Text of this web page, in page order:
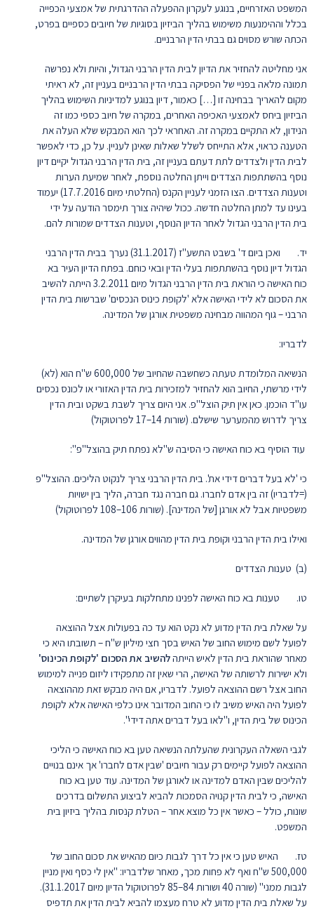
המשפט האזרחיים, בנוגע לעקרון ההפעלה ההדרגתית של אמצעי הכפייה
בכלל וההימנעות משימוש בהליך הביזיון בסוגיות של חיובים כספיים בפרט,
הכתה שורש מסוים גם בבתי הדין הרבניים.
אני מחליטה להחזיר את הדיון לבית הדין הרבני הגדול, והיות ולא נפרשה
תמונה מלאה בפניי של הפסיקה בבתי הדין הרבניים בעניין זה, לא ראיתי
מקום להאריך בבחינה זו […] כאמור, דיון בנוגע למדיניות השימוש בהליך
הביזיון ביחס לאמצעי האכיפה האחרים, במקרה של חיוב כספי כמו זה
הנידון, לא התקיים במקרה זה. האחראי לכך הוא המבקש שלא העלה את
הטענה כראוי, אלא התייחס לשלל שאלות שאינן לעניין. על כן, כדי לאפשר
לבית הדין ולצדדים לתת דעתם בעניין זה, בית הדין הרבני הגדול יקיים דיון
נוסף בהשתתפות הצדדים וייתן החלטה נוספת, לאחר שמיעת הערות
וטענות הצדדים. הצו הזמני לעניין הקנס (החלטתי מיום 17.7.2016) יעמוד
בעינו עד למתן החלטה חדשה. ככול שיהיה צורך תימסר הודעה על ידי
בית הדין הרבני הגדול לאחר הדיון הנוסף, וטענות הצדדים שמורות להם.
יד. ואכן ביום ד' בשבט התשע"ז (31.1.2017) נערך בבית הדין הרבני
הגדול דיון נוסף בהשתתפות בעלי הדין ובאי כוחם. בפתח הדיון העיר בא
כוח האישה כי הוראת בית הדין הרבני הגדול מיום 3.2.2011 הייתה להשיב
את הסכום לא לידי האישה אלא 'לקופת כינוס הנכסים' שברשות בית הדין
הרבני – גוף המהווה מבחינה משפטית אורגן של המדינה.
לדבריו:
הנשיאה המלומדת טעתה כשחשבה שהחיוב של 600,000 ש"ח הוא (לא)
לידי מרשתי, החיוב הוא להחזיר למזכירות בית הדין האזורי או לכונס נכסים
עו"ד הוכמן. כאן אין תיק הוצל"פ. אני היום צריך לשבת בשקט ובית הדין
צריך לדרוש מהמערער שישלם. (שורות 14–17 לפרוטוקול)
עוד הוסיף בא כוח האישה כי הסיבה ש"לא נפתח תיק בהוצל"פ":
כי 'לא בעל דברים דידי את'. בית הדין הרבני צריך לנקוט הליכים. ההוצל"פ
(=לדבריו) זה בין אדם לחברו. גם חברה נגד חברה, הליך בין ישויות
משפטיות אבל לא אורגן [של המדינה]. (שורות 106–108 לפרוטוקול)
ואילו בית הדין הרבני וקופת בית הדין מהווים אורגן של המדינה.
(ב) טענות הצדדים
טו. טענות בא כוח האישה לפנינו מתחלקות בעיקרן לשתיים:
על שאלת בית הדין מדוע לא נקט הוא עד כה בפעולות אצל ההוצאה
לפועל לשם מימוש החוב של האיש בסך חצי מיליון ש"ח – תשובתו היא כי
מאחר שהוראת בית הדין לאיש הייתהלהשיב את הסכום 'לקופת הכינוס'
ולא ישירות לרשותה של האישה, הרי שאין זה מתפקידו ליזום פנייה למימוש
החוב אצל רשם ההוצאה לפועל. לדבריו, אם היה מבקש זאת מההוצאה
לפועל היה האיש משיב לו כי החוב המדובר אינו כלפי האישה אלא לקופת
הכינוס של בית הדין, ו"לאו בעל דברים אתה דידי".
לגבי השאלה העקרונית שהעלתה הנשיאה טען בא כוח האישה כי הליכי
ההוצאה לפועל קיימים רק עבור חיובים 'שבין אדם לחברו' אך אינם בנויים
להליכים שבין האדם למדינה או לאורגן של המדינה. עוד טען בא כוח
האישה, כי לבית הדין קנויה הסמכות להביא לביצוע התשלום בדרכים
שונות, כולל – כאשר אין כל מוצא אחר – הטלת קנסות בהליך ביזיון בית
המשפט.
טז. האיש טען כי אין כל דרך לגבות כיום מהאיש את סכום החוב של
500,000 ש"ח ואף לא פחות מכך, מאחר שלדבריו: "אין לי כסף ואין מניין
לגבות ממני" (שורה 40 ושורות 84–85 לפרוטוקול הדיון מיום 31.1.2017).
על שאלת בית הדין מדוע לא טרח מעצמו להביא לבית הדין את תדפיס